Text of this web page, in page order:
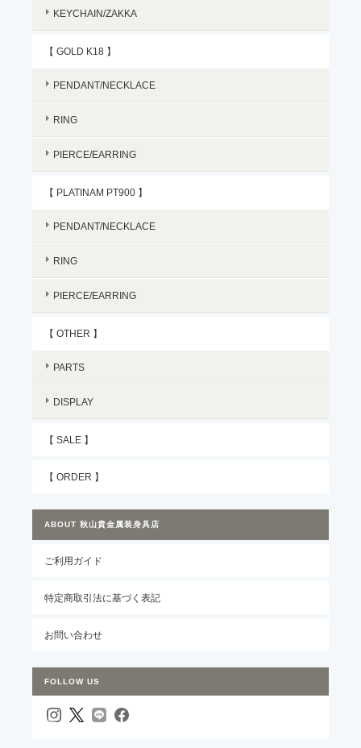
KEYCHAIN/ZAKKA
【 GOLD K18 】
PENDANT/NECKLACE
RING
PIERCE/EARRING
【 PLATINAM PT900 】
PENDANT/NECKLACE
RING
PIERCE/EARRING
【 OTHER 】
PARTS
DISPLAY
【 SALE 】
【 ORDER 】
ABOUT 秋山貴金属装身具店
ご利用ガイド
特定商取引法に基づく表記
お問い合わせ
FOLLOW US